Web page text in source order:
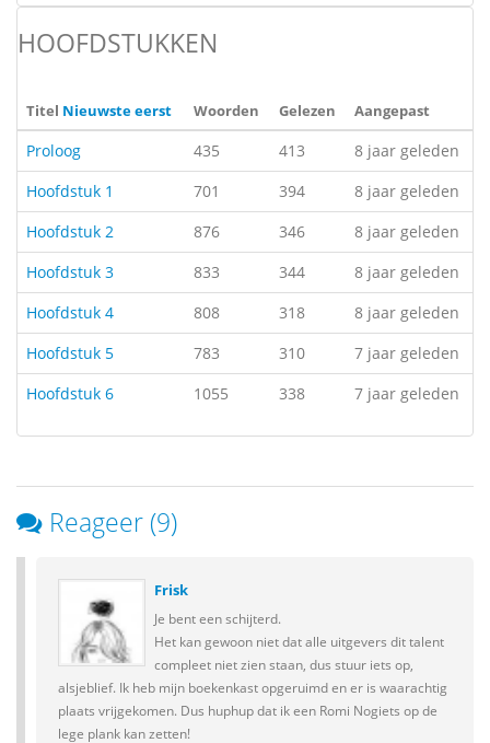
HOOFDSTUKKEN
Titel Nieuwste eerst Woorden Gelezen Aangepast
Proloog 435 413
8 jaar geleden
Hoofdstuk 1
701 394
8 jaar geleden
Hoofdstuk 2
876 346
8 jaar geleden
Hoofdstuk 3
833 344
8 jaar geleden
Hoofdstuk 4
808 318
8 jaar geleden
Hoofdstuk 5
783 310
7 jaar geleden
Hoofdstuk 6
1055 338 7 jaar geleden
Reageer (9)
Frisk
Je bent een schijterd.
Het kan gewoon niet dat alle uitgevers dit talent
compleet niet zien staan, dus stuur iets op,
alsjeblief. Ik heb mijn boekenkast opgeruimd en er is waarachtig
plaats vrijgekomen. Dus huphup dat ik een Romi Nogiets op de
lege plank kan zetten!